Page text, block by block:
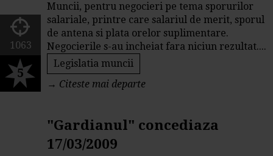
Muncii, pentru negocieri pe tema sporurilor
salariale, printre care salariul de merit, sporul
de antena si plata orelor suplimentare.
Negocierile s-au incheiat fara niciun rezultat....
Legislatia muncii
→ Citeste mai departe
1063
5
"Gardianul" concediaza
17/03/2009